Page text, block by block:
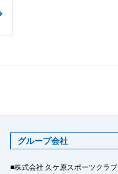
グループ会社
■株式会社 久ケ原スポーツクラブ